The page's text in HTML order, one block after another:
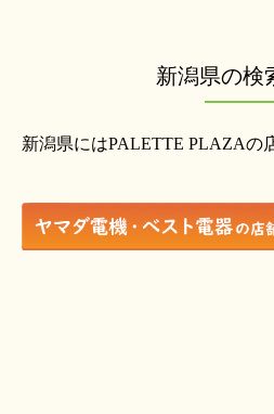
新潟県の検
新潟県にはPALETTE PLAZAの